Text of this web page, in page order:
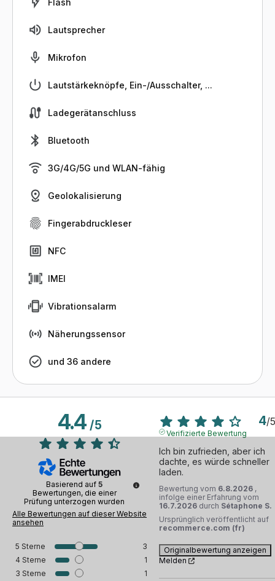
Lautsprecher
Mikrofon
Lautstärkeknöpfe, Ein-/Ausschalter, ...
Ladegerätanschluss
Bluetooth
3G/4G/5G und WLAN-fähig
Geolokalisierung
Fingerabdruckleser
NFC
IMEI
Vibrationsalarm
Näherungssensor
und 36 andere
4.4/5
Basierend auf 5
Bewertungen, die einer
Prüfung unterzogen wurden
Alle Bewertungen auf dieser Website
ansehen
5 Sterne
3
4 Sterne
1
3 Sterne
1
4/5
Verifizierte Bewertung
Ich bin zufrieden, aber ich
dachte, es würde schneller
laden.
Bewertung vom 6.8.2026 ,
infolge einer Erfahrung vom
16.7.2026 durch Sétaphone S.
Ursprünglich veröffentlicht auf
recommerce.com (fr)
Originalbewertung anzeigen
Melden